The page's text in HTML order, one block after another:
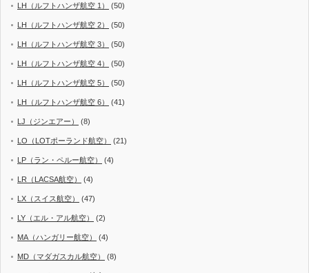
LH（ルフトハンザ航空 1） (50)
LH（ルフトハンザ航空 2） (50)
LH（ルフトハンザ航空 3） (50)
LH（ルフトハンザ航空 4） (50)
LH（ルフトハンザ航空 5） (50)
LH（ルフトハンザ航空 6） (41)
LJ（ジンエアー） (8)
LO（LOTポーランド航空） (21)
LP（ラン・ペルー航空） (4)
LR（LACSA航空） (4)
LX（スイス航空） (47)
LY（エル・アル航空） (2)
MA（ハンガリー航空） (4)
MD（マダガスカル航空） (8)